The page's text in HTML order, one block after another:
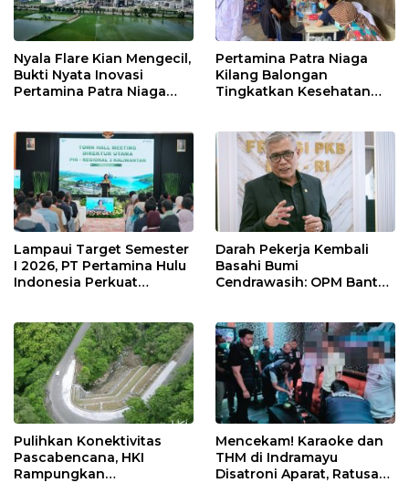
Nyala Flare Kian Mengecil,
Bukti Nyata Inovasi
Pertamina Patra Niaga
Pertamina Patra Niaga
Kilang Balongan
Tingkatkan Kesehatan
Rutin dan Edukasi
Perawatan Gigi
Lampaui Target Semester
I 2026, PT Pertamina Hulu
Indonesia Perkuat
Keselamatan Kerja
Darah Pekerja Kembali
Basahi Bumi
Cendrawasih: OPM Bantai
Pulihkan Konektivitas
Pascabencana, HKI
Rampungkan
Mencekam! Karaoke dan
THM di Indramayu
Disatroni Aparat, Ratusan